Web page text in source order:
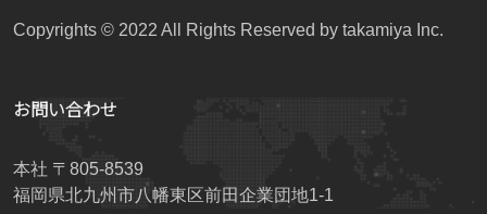
Copyrights © 2022 All Rights Reserved by takamiya Inc.
お問い合わせ
本社 〒805-8539
福岡県北九州市八幡東区前田企業団地1-1